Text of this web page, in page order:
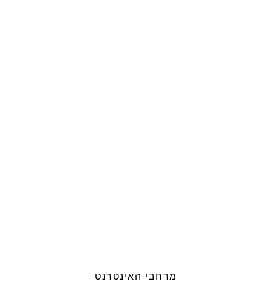
מרחבי האינטרנט